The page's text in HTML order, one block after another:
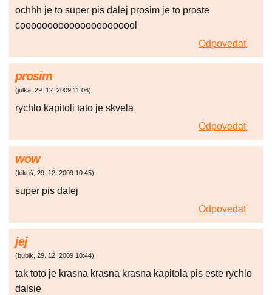
ochhh je to super pis dalej prosim je to proste
coooooooooooooooooooool
Odpovedať
prosim
(julka, 29. 12. 2009 11:06)
rychlo kapitoli tato je skvela
Odpovedať
wow
(kikuš, 29. 12. 2009 10:45)
super pis dalej
Odpovedať
jej
(bubik, 29. 12. 2009 10:44)
tak toto je krasna krasna krasna kapitola pis este rychlo
dalsie